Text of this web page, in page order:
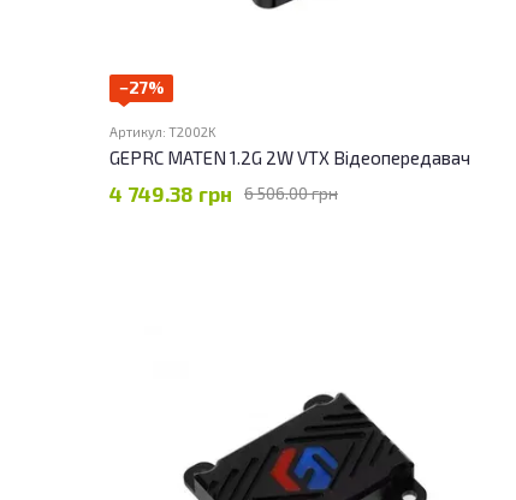
−27%
Артикул: T2002K
GEPRC MATEN 1.2G 2W VTX Відеопередавач
6 506.00 грн
4 749.38 грн